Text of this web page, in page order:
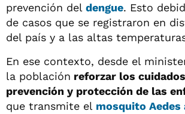
prevención del dengue. Esto
de casos que se registraron en
del país y a las altas
En ese contexto, desde el
la población reforzar los
prevención y protección de las
que transmite el mosquito Aedes